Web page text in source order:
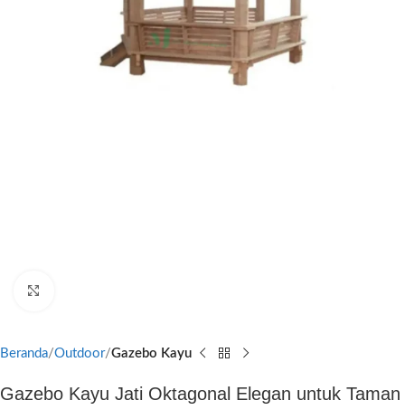
Beranda Outdoor Gazebo Kayu
Gazebo Kayu Jati Oktagonal Elegan untuk Taman